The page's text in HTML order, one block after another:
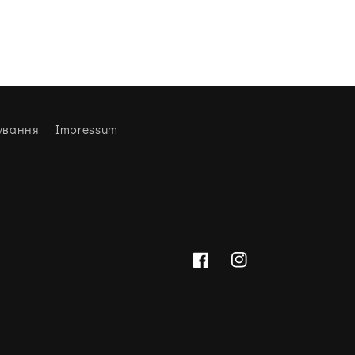
Impressum
FacebookInstagram